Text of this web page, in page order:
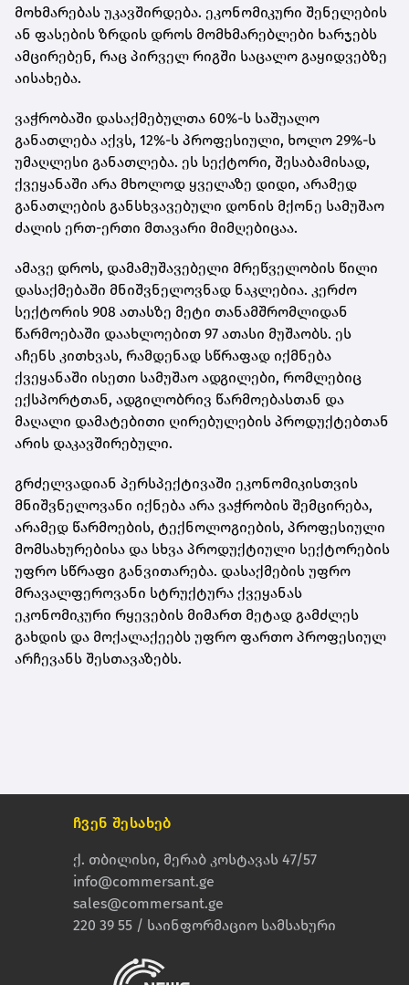
მოხმარებას უკავშირდება. ეკონომიკური შენელების
ან ფასების ზრდის დროს მომხმარებლები ხარჯებს
ამცირებენ, რაც პირველ რიგში საცალო გაყიდვებზე
აისახება.
ვაჭრობაში დასაქმებულთა 60%-ს საშუალო
განათლება აქვს, 12%-ს პროფესიული, ხოლო 29%-ს
უმაღლესი განათლება. ეს სექტორი, შესაბამისად,
ქვეყანაში არა მხოლოდ ყველაზე დიდი, არამედ
განათლების განსხვავებული დონის მქონე სამუშაო
ძალის ერთ-ერთი მთავარი მიმღებიცაა.
ამავე დროს, დამამუშავებელი მრეწველობის წილი
დასაქმებაში მნიშვნელოვნად ნაკლებია. კერძო
სექტორის 908 ათასზე მეტი თანამშრომლიდან
წარმოებაში დაახლოებით 97 ათასი მუშაობს. ეს
აჩენს კითხვას, რამდენად სწრაფად იქმნება
ქვეყანაში ისეთი სამუშაო ადგილები, რომლებიც
ექსპორტთან, ადგილობრივ წარმოებასთან და
მაღალი დამატებითი ღირებულების პროდუქტებთან
არის დაკავშირებული.
გრძელვადიან პერსპექტივაში ეკონომიკისთვის
მნიშვნელოვანი იქნება არა ვაჭრობის შემცირება,
არამედ წარმოების, ტექნოლოგიების, პროფესიული
მომსახურებისა და სხვა პროდუქტიული სექტორების
უფრო სწრაფი განვითარება. დასაქმების უფრო
მრავალფეროვანი სტრუქტურა ქვეყანას
ეკონომიკური რყევების მიმართ მეტად გამძლეს
გახდის და მოქალაქეებს უფრო ფართო პროფესიულ
არჩევანს შესთავაზებს.
ჩვენ შესახებ
ქ. თბილისი, მერაბ კოსტავას 47/57
info@commersant.ge
sales@commersant.ge
220 39 55 / საინფორმაციო სამსახური